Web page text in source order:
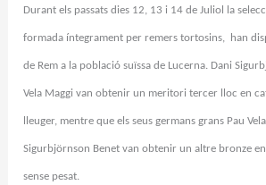
Durant els passats dies 12, 13 i 14 de Juliol la
formada íntegrament per remers tortosins, han
de Rem a la població suïssa de Lucerna. Dani
Vela Maggi van obtenir un meritori tercer lloc en
lleuger, mentre que els seus germans grans Pau
Sigurbjörnson Benet van obtenir un altre bronze
sense pesat.